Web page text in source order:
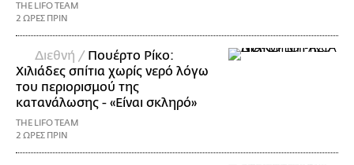
THE LIFO TEAM
2 ΩΡΕΣ ΠΡΙΝ
Διεθνή / Πουέρτο Ρίκο:
Χιλιάδες σπίτια χωρίς νερό λόγω
του περιορισμού της
κατανάλωσης - «Είναι σκληρό»
THE LIFO TEAM
2 ΩΡΕΣ ΠΡΙΝ